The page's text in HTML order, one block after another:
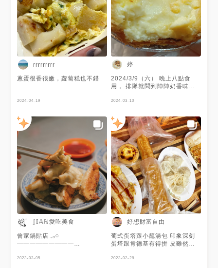
rrrrrrrrr
蔥蛋很香很嫩，蘿蔔糕也不錯
2024-04-19
婷
2024/3/9（六） 晚上八點食
用， 排隊就聞到陣陣奶香味，
一盤烘烤，輪到我時，接應的員
表情露出一絲驚訝；剛出爐的蛋
塔，皮酥鬆，偏油了點，內餡滿
滿蛋香，軟嫩滑口，不甜膩！如
果冰過整體變緊實會更香濃美
味，早知道就多買幾個。😬😅
2024-03-10
𝕁𝕀𝔸ℕ愛吃美食
曾家鍋貼店 𓈒𓂂𓏸
—————————
這家店是在台南旅店看電視時注
2023-03-05
好想財富自由
葡式蛋塔跟小籠湯包 印象深刻
蛋塔跟肯德基有得拼 皮雖然沒
及價格評比下來 曾家豆漿勝! 豆
2023-02-28